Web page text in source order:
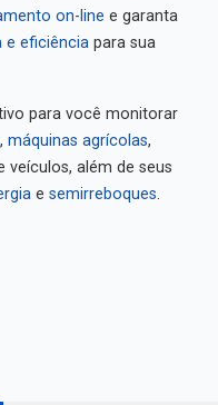
on-line e garanta
e eficiência para sua
para você monitorar
, máquinas agrícolas,
veículos, além de seus
e semirreboques.